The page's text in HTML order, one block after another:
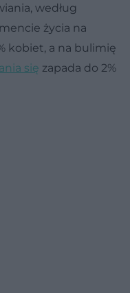
według
życia na
kobiet, a na bulimię
się zapada do 2%